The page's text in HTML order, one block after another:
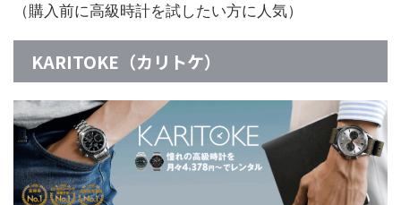
（購入前に高級時計を試したい方に人気）
KARITOKE（カリトケ）